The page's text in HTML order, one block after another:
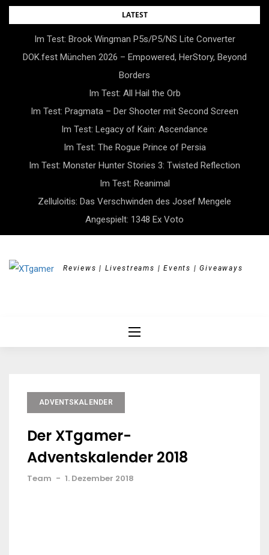
Skip
LATEST
Im Test: Brook Wingman P5s/P5/NS Lite Converter
DOK.fest München 2026 – Empowered, HerStory, Beyond
Borders
Im Test: All Hail the Orb
Im Test: Pragmata – Der Shooter mit Second Screen
Im Test: Legacy of Kain: Ascendance
Im Test: The Rogue Prince of Persia
Im Test: Monster Hunter Stories 3: Twisted Reflection
Im Test: Reanimal
Zelluloitis: Das Verschwinden des Josef Mengele
Angespielt: 1348 Ex Voto
Reviews | Livestreams | Events | Giveaways
ADVENTSKALENDER
Der XTgamer-
Adventskalender 2018
Team - 1. Dezember 2018